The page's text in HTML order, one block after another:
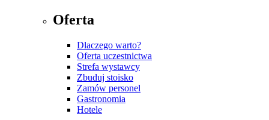
Oferta
Dlaczego warto?
Oferta uczestnictwa
Strefa wystawcy
Zbuduj stoisko
Zamów personel
Gastronomia
Hotele